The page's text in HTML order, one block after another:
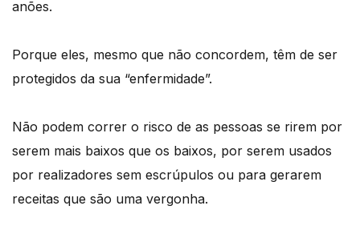
anões.
Porque eles, mesmo que não concordem, têm de ser
protegidos da sua “enfermidade”.
Não podem correr o risco de as pessoas se rirem por
serem mais baixos que os baixos, por serem usados
por realizadores sem escrúpulos ou para gerarem
receitas que são uma vergonha.